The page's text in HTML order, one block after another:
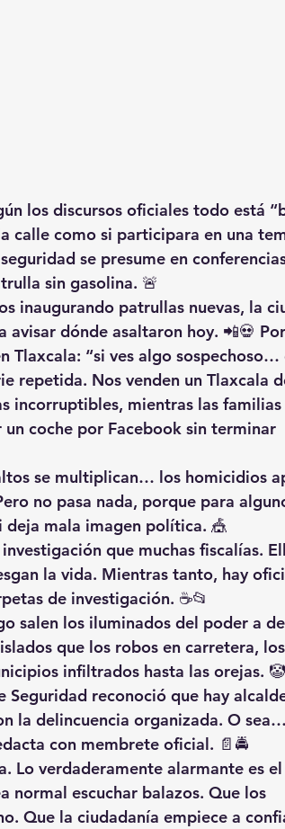
los discursos oficiales todo está
calle como si participara en una
se presume en
sin gasolina. 🚨
inaugurando patrullas nuevas, la
dónde asaltaron hoy. 📲💀
Tlaxcala: “si ves algo sospechoso…
repetida. Nos venden un Tlaxcala
incorruptibles, mientras las familias
coche por Facebook sin terminar
se multiplican… los homicidios
no pasa nada, porque para
mala imagen política. 🎪
que muchas fiscalías.
la vida. Mientras tanto, hay
de investigación. ☕📂
salen los iluminados del poder a
que los robos en carretera, los
infiltrados hasta las orejas. 🤡
Seguridad reconoció que hay
la delincuencia organizada. O
con membrete oficial. 📄🚔
Lo verdaderamente alarmante es el
normal escuchar balazos. Que los
Que la ciudadanía empiece a